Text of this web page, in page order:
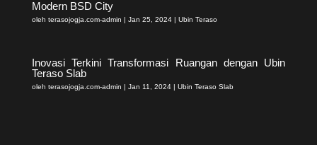
Modern BSD City
oleh terasojogja.com-admin | Jan 25, 2024| Ubin Teraso
Inovasi Terkini Transformasi Ruangan dengan Ubin
Teraso Slab
oleh terasojogja.com-admin | Jan 11, 2024| Ubin Teraso Slab